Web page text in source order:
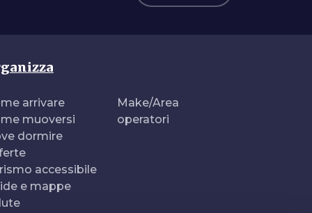
arrivare
muoversi
dormire
accessibile
e mappe
Make/Area
operatori